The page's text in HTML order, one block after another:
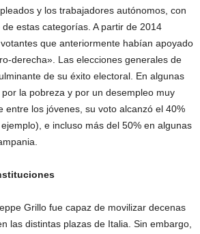
y los trabajadores autónomos, con
estas categorías. A partir de 2014
que anteriormente habían apoyado
derecha». Las elecciones generales de
de su éxito electoral. En algunas
la pobreza y por un desempleo muy
entre los jóvenes, su voto alcanzó el 40%
e incluso más del 50% en algunas
Grillo fue capaz de movilizar decenas
las distintas plazas de Italia. Sin embargo,